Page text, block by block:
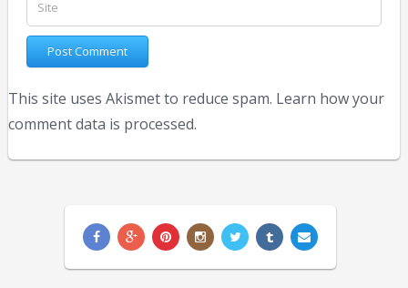
This site uses Akismet to reduce spam. Learn how your
comment data is processed.